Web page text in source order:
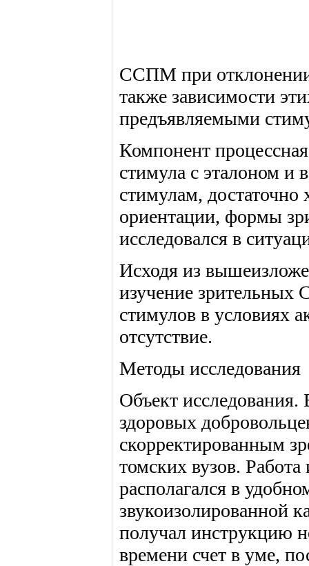
ССПМ при отклонении
также зависимости
предъявляемыми
Компонент
стимула с эталоном
стимулам, достаточно
ориентации, формы
исследовался в
Исходя из
изучение
стимулов в условиях
отсутствие.
Методы исследования
Объект исследования.
здоровых
скорректированным
томских вузов.
располагался в
звукоизолированной
получал инструкцию
времени счет в уме,